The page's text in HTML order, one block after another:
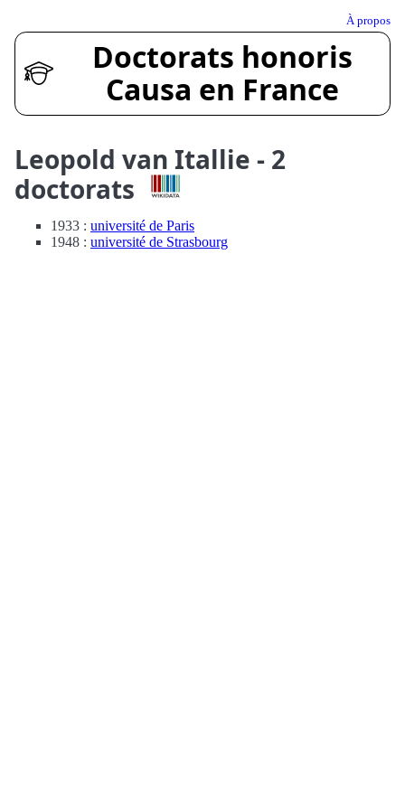
À propos
Doctorats honoris
Causa en France
Leopold van Itallie - 2
doctorats
1933 : université de Paris
1948 : université de Strasbourg